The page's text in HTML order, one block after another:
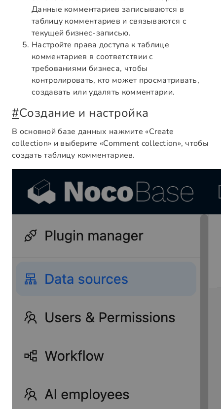
Данные комментариев записываются в
таблицу комментариев и связываются с
текущей бизнес-записью.
Настройте права доступа к таблице
комментариев в соответствии с
требованиями бизнеса, чтобы
контролировать, кто может просматривать,
создавать или удалять комментарии.
#Создание и настройка
В основной базе данных нажмите «Create
collection» и выберите «Comment collection», чтобы
создать таблицу комментариев.